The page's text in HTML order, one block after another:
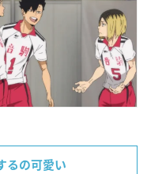
るの可愛い